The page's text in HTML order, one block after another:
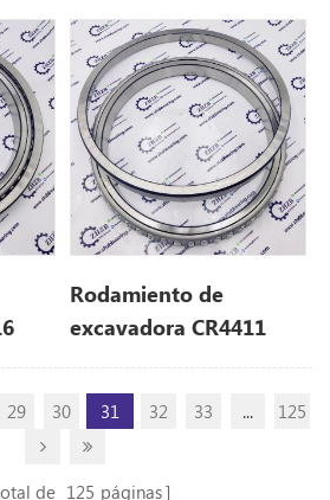
Rodamiento de
excavadora CR4411
(220 * 290 * 33.5)
29 30 31 32 33 ... 125
de 125 páginas